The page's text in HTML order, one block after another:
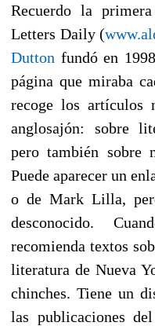
Recuerdo la
Letters Daily (
Dutton fundó en
página que miraba
recoge los artículos
anglosajón: sobre
pero también sobre
Puede aparecer un
o de Mark Lilla,
desconocido.
recomienda textos
literatura de Nueva
chinches. Tiene un
las publicaciones